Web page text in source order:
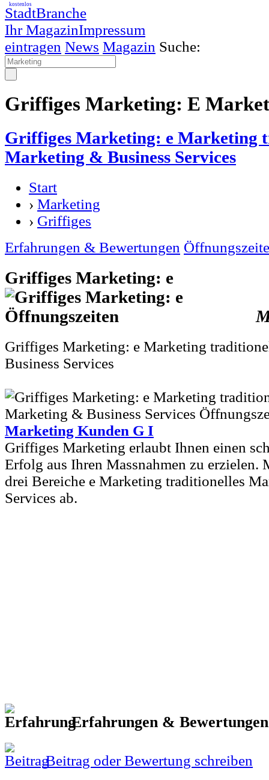
StadtBranche
Ihr MagazinImpressum
kostenlos
eintragen News Magazin Suche:
Griffiges Marketing: E
Griffiges Marketing: e Marketing
Marketing & Business Services
Start
› Marketing
› Griffiges
Erfahrungen & Bewertungen
Griffiges Marketing: e
Griffiges Marketing: e Marketing
Business Services
Marketing Kunden G I
Griffiges Marketing erlaubt Ihnen einen
Erfolg aus Ihren Massnahmen zu erzielen.
drei Bereiche e Marketing traditionelles
Services ab.
Erfahrungen &
Beitrag oder Bewertung schreiben